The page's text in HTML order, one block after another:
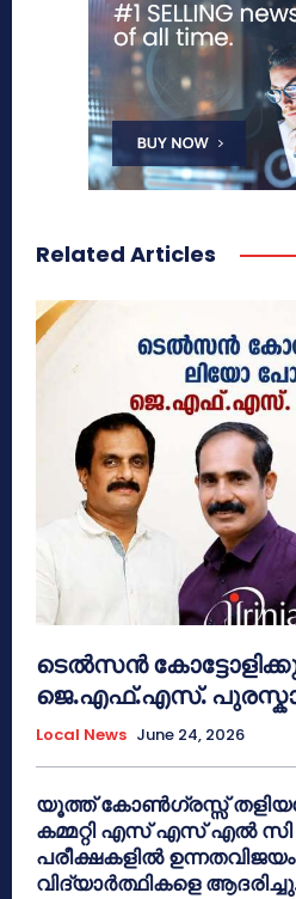
Related Articles
ടെൽസൻ
ജെ.എഫ്.എസ്.
Local News June 24, 2026
യൂത്ത് കോൺഗ്രസ്സ്
കമ്മറ്റി എസ് എസ് എൽ
പരീക്ഷകളിൽ
വിദ്യാർത്ഥികളെ